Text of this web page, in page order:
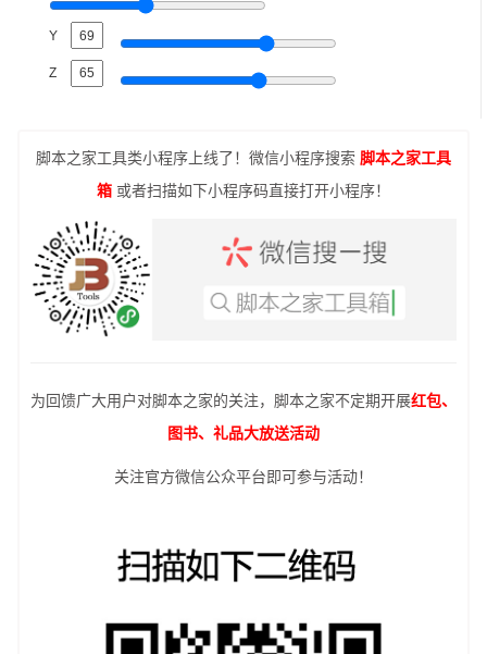
Y
Z
脚本之家工具类小程序上线了！微信小程序搜索 脚本之家工具
箱 或者扫描如下小程序码直接打开小程序！
为回馈广大用户对脚本之家的关注，脚本之家不定期开展红包、
图书、礼品大放送活动
关注官方微信公众平台即可参与活动！